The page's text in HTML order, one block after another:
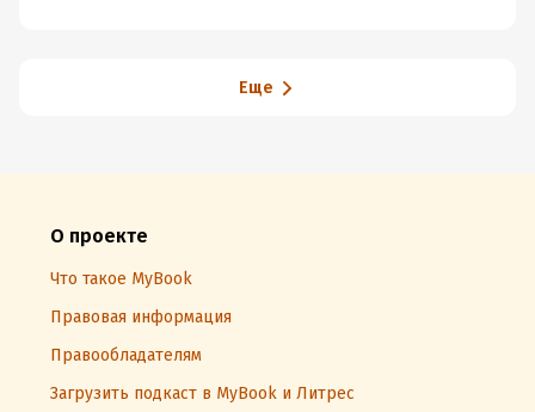
Еще
О проекте
Что такое MyBook
Правовая информация
Правообладателям
Загрузить подкаст в MyBook и Литрес